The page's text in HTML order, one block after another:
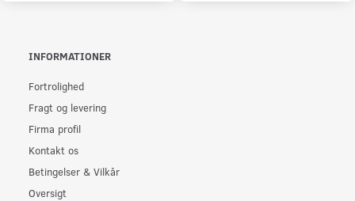
INFORMATIONER
Fortrolighed
Fragt og levering
Firma profil
Kontakt os
Betingelser & Vilkår
Oversigt